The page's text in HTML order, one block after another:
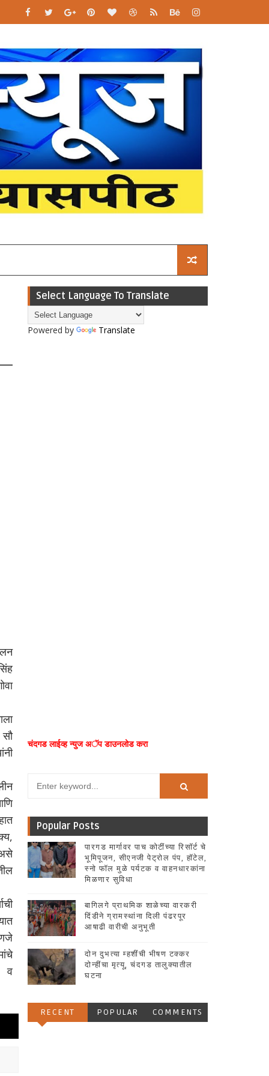
व
Select Language To Translate
Powered by Translate
चंदगड लाईव्ह न्युज अॅप डाउनलोड करा
Popular Posts
पारगड मार्गावर पाच कोटींच्या रिसॉर्ट चे
भूमिपूजन, सीएनजी पेट्रोल पंप, हॉटेल,
स्नो फॉल मुळे पर्यटक व वाहनधारकांना
मिळणार सुविधा
बागिलगे प्राथमिक शाळेच्या वारकरी
दिंडीने ग्रामस्थांना दिली पंढरपूर
आषाढी वारीची अनुभूती
दोन दुभत्या म्हशींची भीषण टक्कर
दोन्हींचा मृत्यू, चंदगड तालुक्यातील
घटना
RECENT POPULAR COMMENTS